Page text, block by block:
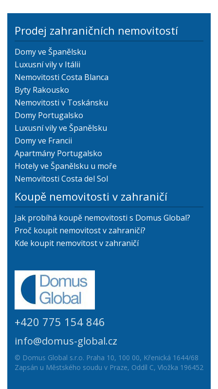
Prodej zahraničních nemovitostí
Domy ve Španělsku
Luxusní vily v Itálii
Nemovitosti Costa Blanca
Byty Rakousko
Nemovitosti v Toskánsku
Domy Portugalsko
Luxusní vily ve Španělsku
Domy ve Francii
Apartmány Portugalsko
Hotely ve Španělsku u moře
Nemovitosti Costa del Sol
Koupě nemovitosti v zahraničí
Jak probíhá koupě nemovitosti s Domus Global?
Proč koupit nemovitost v zahraničí?
Kde koupit nemovitost v zahraničí
+420 775 154 846
info@domus-global.cz
© Domus Global s.r.o. Praha 10, 100 00, Křenická 1644/68
Zapsán u Městského soudu v Praze, Oddíl C, Vložka 196452